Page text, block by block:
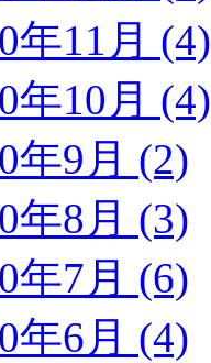
年11月 (4)
年10月 (4)
年9月 (2)
年8月 (3)
年7月 (6)
年6月 (4)